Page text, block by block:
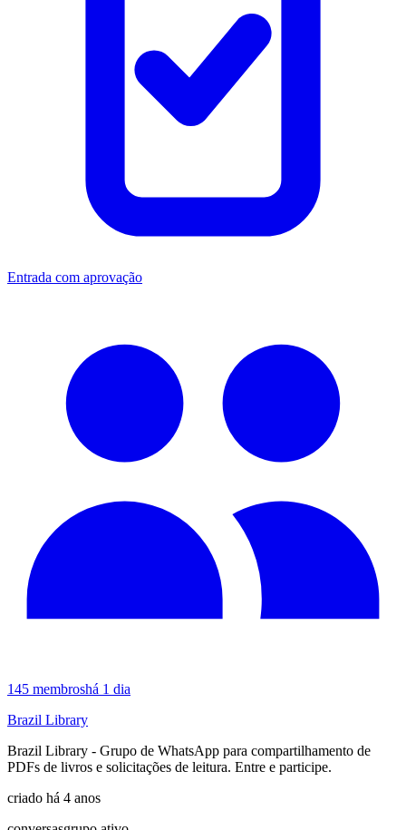
Entrada com aprovação
145 membroshá 1 dia
Brazil Library
Brazil Library - Grupo de WhatsApp para compartilhamento de
PDFs de livros e solicitações de leitura. Entre e participe.
criado há 4 anos